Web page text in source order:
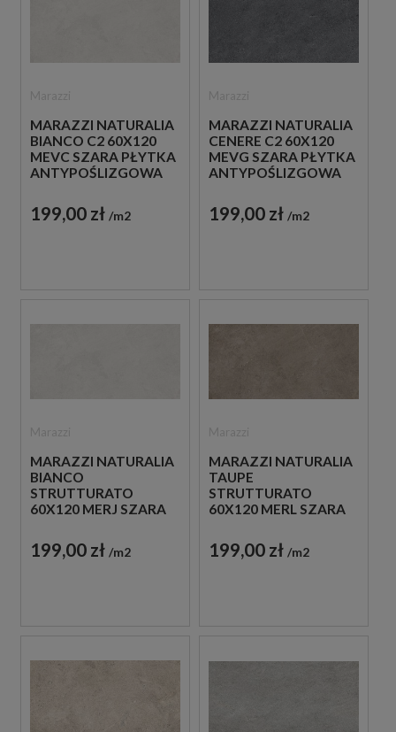
MARAZZI NATURALIA
BIANCO C2 60X120
MEVC SZARA PŁYTKA
ANTYPOŚLIZGOWA
199,00 zł m2
MARAZZI NATURALIA
CENERE C2 60X120
MEVG SZARA PŁYTKA
ANTYPOŚLIZGOWA
199,00 zł m2
MARAZZI NATURALIA
BIANCO
STRUTTURATO
60X120 MERJ SZARA
STRUKTULARNA
IMITUJĄCA KAMIEŃ
199,00 zł m2
MARAZZI NATURALIA
TAUPE
STRUTTURATO
60X120 MERL SZARA
STRUKTULARNA
IMITUJĄCA KAMIEŃ
199,00 zł m2